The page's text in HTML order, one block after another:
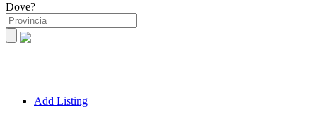
Dove?
Add Listing